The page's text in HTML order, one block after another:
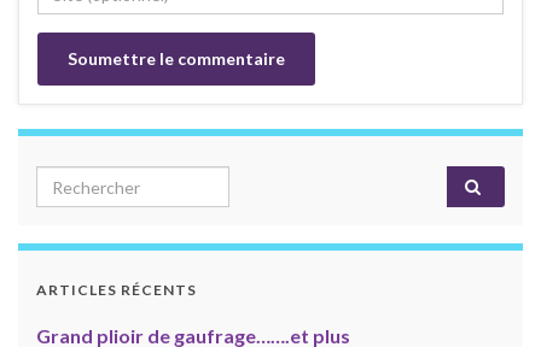
Search for:
ARTICLES RÉCENTS
Grand plioir de gaufrage…….et plus